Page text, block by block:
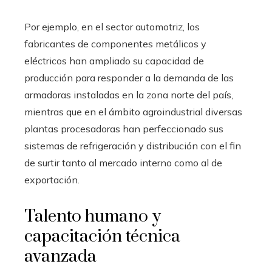
Por ejemplo, en el sector automotriz, los
fabricantes de componentes metálicos y
eléctricos han ampliado su capacidad de
producción para responder a la demanda de las
armadoras instaladas en la zona norte del país,
mientras que en el ámbito agroindustrial diversas
plantas procesadoras han perfeccionado sus
sistemas de refrigeración y distribución con el fin
de surtir tanto al mercado interno como al de
exportación.
Talento humano y
capacitación técnica
avanzada